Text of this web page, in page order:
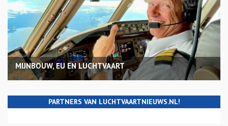
MIJNBOUW, EU EN LUCHTVAART
PARTNERS VAN LUCHTVAARTNIEUWS.NL!